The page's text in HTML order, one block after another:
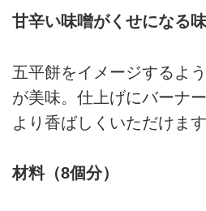
甘辛い味噌がくせになる味
五平餅をイメージするよ
が美味。仕上げにバーナ
より香ばしくいただけます
材料（8個分）